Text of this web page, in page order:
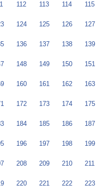
112 113 114 115
124 125 126 127
136 137 138 139
148 149 150 151
160 161 162 163
172 173 174 175
184 185 186 187
196 197 198 199
208 209 210 211
220 221 222 223